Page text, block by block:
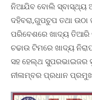
ନିଆଯିବ ବୋଲି ସ୍ବାସ୍ଥ୍ୟ
ଦହିବରା,ଗୁପଚୁପ ତଥା
ପରିବେଶରେ ଖାଦ୍ୟ ତିଆରି
ଚଢାଉ ଟିମରେ ଖାଦ୍ୟ
ସହ ହେଲ୍‌ଥ ସୁପରଭାଇଜର
ନୀଳାମ୍ବର ପ୍ରଧାନ